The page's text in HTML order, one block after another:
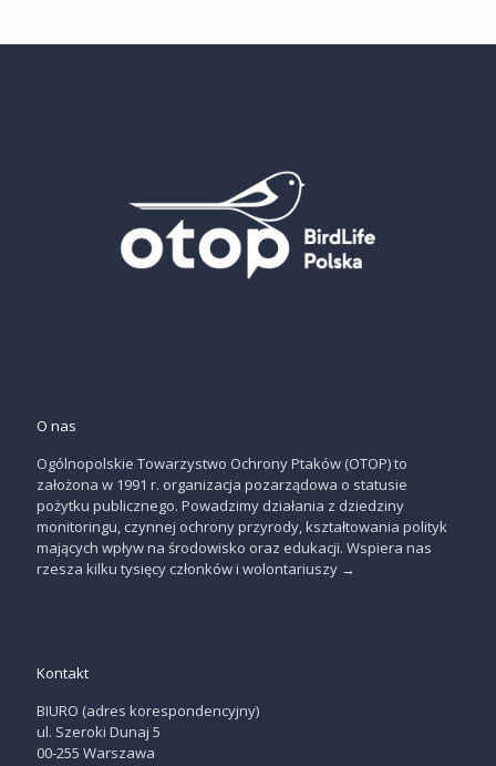
O nas
Ogólnopolskie Towarzystwo Ochrony Ptaków (OTOP) to
założona w 1991 r. organizacja pozarządowa o statusie
pożytku publicznego. Powadzimy działania z dziedziny
monitoringu, czynnej ochrony przyrody, kształtowania polityk
mających wpływ na środowisko oraz edukacji. Wspiera nas
rzesza kilku tysięcy członków i wolontariuszy →
Kontakt
BIURO (adres korespondencyjny)
ul. Szeroki Dunaj 5
00-255 Warszawa